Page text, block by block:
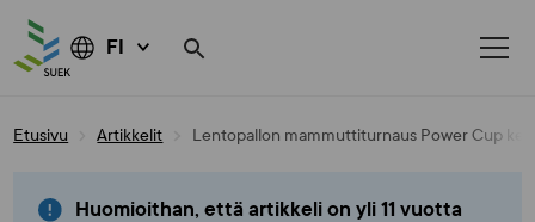
FI
Etusivu Artikkelit Lentopallon mammuttiturnaus Power Cup
Huomioithan, että artikkeli on yli 11 vuotta